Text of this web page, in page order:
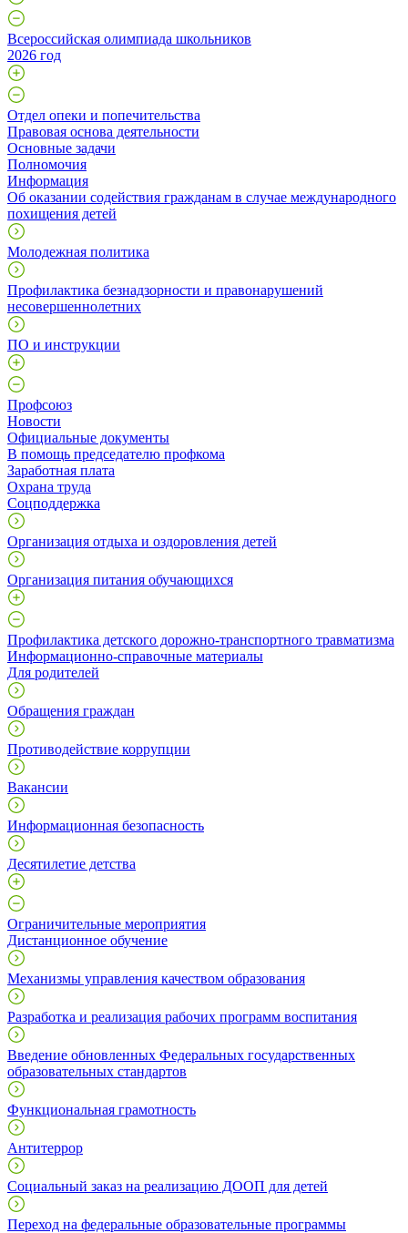
Всероссийская олимпиада школьников
2026 год
Отдел опеки и попечительства
Правовая основа деятельности
Основные задачи
Полномочия
Информация
Об оказании содействия гражданам в случае международного
похищения детей
Молодежная политика
Профилактика безнадзорности и правонарушений
несовершеннолетних
ПО и инструкции
Профcоюз
Новости
Официальные документы
В помощь председателю профкома
Заработная плата
Охрана труда
Соцподдержка
Организация отдыха и оздоровления детей
Организация питания обучающихся
Профилактика детского дорожно-транспортного травматизма
Информационно-справочные материалы
Для родителей
Обращения граждан
Противодействие коррупции
Вакансии
Информационная безопасность
Десятилетие детства
Ограничительные мероприятия
Дистанционное обучение
Механизмы управления качеством образования
Разработка и реализация рабочих программ воспитания
Введение обновленных Федеральных государственных
образовательных стандартов
Функциональная грамотность
Антитеррор
Социальный заказ на реализацию ДООП для детей
Переход на федеральные образовательные программы